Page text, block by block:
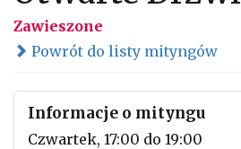
Zawieszone
Powrót do listy mityngów
Informacje o mityngu
Czwartek, 17:00 do 19:00